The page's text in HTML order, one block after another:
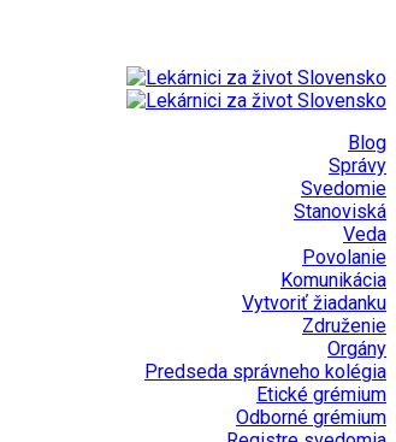
Blog
Správy
Svedomie
Stanoviská
Veda
Povolanie
Komunikácia
Vytvoriť žiadanku
Združenie
Orgány
Predseda správneho kolégia
Etické grémium
Odborné grémium